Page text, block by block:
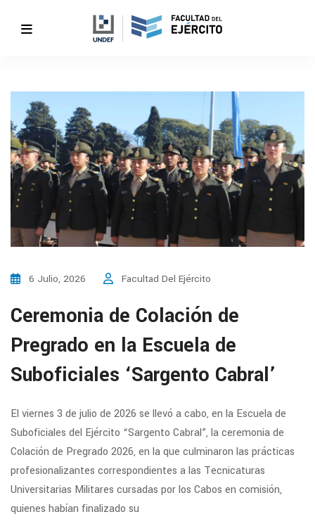
6 Julio, 2026 Facultad Del Ejército
Ceremonia de Colación de
Pregrado en la Escuela de
Suboficiales ‘Sargento Cabral’
El viernes 3 de julio de 2026 se llevó a cabo, en la Escuela de
Suboficiales del Ejército “Sargento Cabral”, la ceremonia de
Colación de Pregrado 2026, en la que culminaron las prácticas
profesionalizantes correspondientes a las Tecnicaturas
Universitarias Militares cursadas por los Cabos en comisión,
quienes habían finalizado su